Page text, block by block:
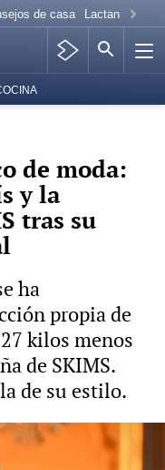
de casa Lactancia
de moda:
y la
tras su
ha
propia de
kilos menos
de SKIMS.
de su estilo.